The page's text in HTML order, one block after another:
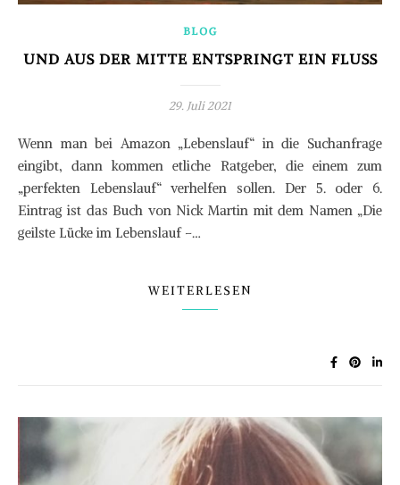
BLOG
UND AUS DER MITTE ENTSPRINGT EIN FLUSS
29. Juli 2021
Wenn man bei Amazon „Lebenslauf“ in die Suchanfrage
eingibt, dann kommen etliche Ratgeber, die einem zum
„perfekten Lebenslauf“ verhelfen sollen. Der 5. oder 6.
Eintrag ist das Buch von Nick Martin mit dem Namen „Die
geilste Lücke im Lebenslauf –…
WEITERLESEN